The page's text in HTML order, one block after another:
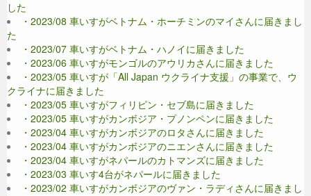
した
・2023/08 車いすがベトナム・ホーチミンのマイさんに届きまし
た
・2023/07 車いすがベトナム・ハノイに届きました
・2023/06 車いすがモンゴルのアウリカさんに届きました
・2023/05 車いすが「All Japan ウクライナ支援」の事業で、ウ
クライナに届きました
・2023/05 車いすがフィリピン・セブ島に届きました
・2023/05 車いすがカンボジア・プノンペンに届きました
・2023/04 車いすがカンボジアのロタさんに届きました
・2023/04 車いすがカンボジアのニエンさんに届きました
・2023/04 車いすがネパールのカトマンズに届きました
・2023/03 車いす4台がネパールに届きました
・2023/02 車いすがカンボジアのヴァン・ラディさんに届きまし